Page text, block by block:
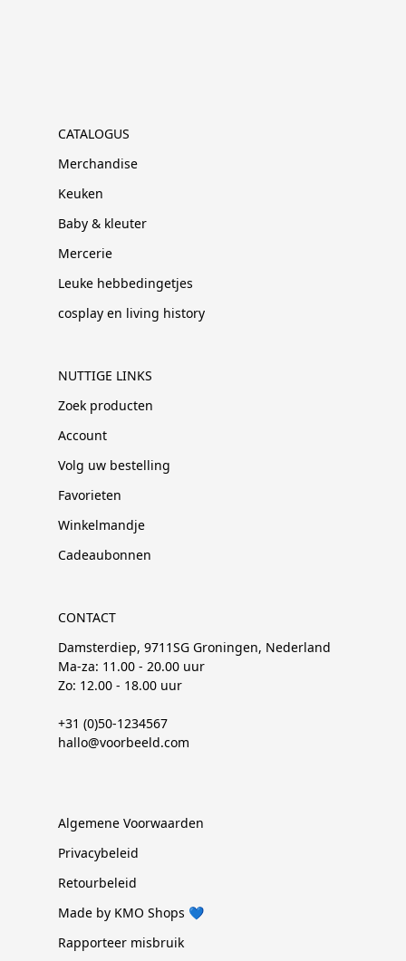
CATALOGUS
Merchandise
Keuken
Baby & kleuter
Mercerie
Leuke hebbedingetjes
cosplay en living history
NUTTIGE LINKS
Zoek producten
Account
Volg uw bestelling
Favorieten
Winkelmandje
Cadeaubonnen
CONTACT
Damsterdiep, 9711SG Groningen, Nederland
Ma-za: 11.00 - 20.00 uur
Zo: 12.00 - 18.00 uur
+31 (0)50-1234567
hallo@voorbeeld.com
Algemene Voorwaarden
Privacybeleid
Retourbeleid
Made by KMO Shops 💙
Rapporteer misbruik